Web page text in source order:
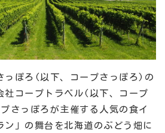
っぽろ(以下、コープさっぽろ)の
社コープトラベル(以下、コープ
さっぽろが主催する人気の食イ
ン」の舞台を北海道のぶどう畑に